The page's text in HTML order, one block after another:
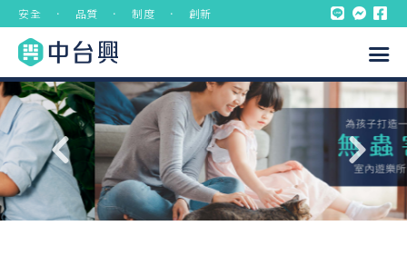
安全 ． 品質 ． 制度 ． 創新